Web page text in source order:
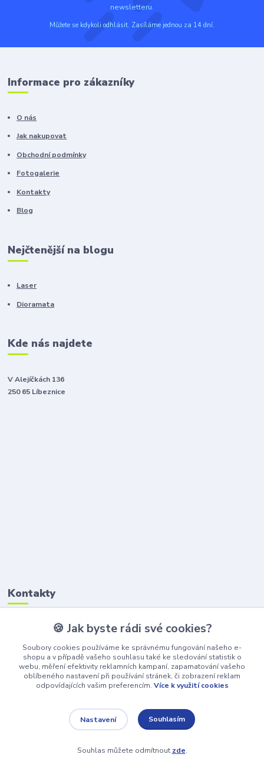
newsletteru.
Můžete se kdykoli odhlásit. Zasíláme jednou za 14 dní.
Informace pro zákazníky
O nás
Jak nakupovat
Obchodní podmínky
Fotogalerie
Kontakty
Blog
Nejčtenější na blogu
Laser
Dioramata
Kde nás najdete
V Alejíčkách 136
250 65 Líbeznice
Kontakty
(Po-Pá, 8-16 hod.)
awepe@atelier-wepe.cz
Vytvořeno na Eshop-rychle.cz
🍪 Jak byste rádi své cookies?
Soubory cookies používáme ke správnému fungování našeho e-
shopu a v případě vašeho souhlasu také ke sledování statistik o
webu, měření efektivity reklamních kampaní, zapamatování vašeho
oblíbeného nastavení při používání stránek, či zobrazení reklam
odpovídajících vašim preferencím. Více k využití cookies
Nastavení Souhlasím
Souhlas můžete odmítnout zde.